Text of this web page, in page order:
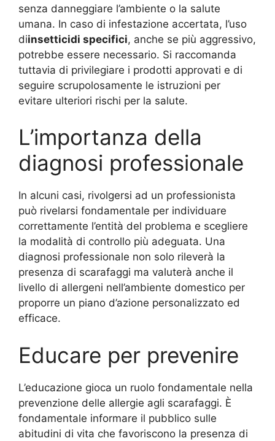
senza danneggiare l’ambiente o la salute
umana. In caso di infestazione accertata, l’uso
diinsetticidi specifici, anche se più aggressivo,
potrebbe essere necessario. Si raccomanda
tuttavia di privilegiare i prodotti approvati e di
seguire scrupolosamente le istruzioni per
evitare ulteriori rischi per la salute.
L’importanza della
diagnosi professionale
In alcuni casi, rivolgersi ad un professionista
può rivelarsi fondamentale per individuare
correttamente l’entità del problema e scegliere
la modalità di controllo più adeguata. Una
diagnosi professionale non solo rileverà la
presenza di scarafaggi ma valuterà anche il
livello di allergeni nell’ambiente domestico per
proporre un piano d’azione personalizzato ed
efficace.
Educare per prevenire
L’educazione gioca un ruolo fondamentale nella
prevenzione delle allergie agli scarafaggi. È
fondamentale informare il pubblico sulle
abitudini di vita che favoriscono la presenza di